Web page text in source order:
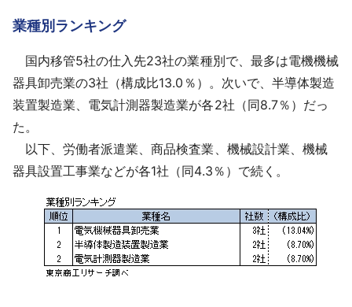
業種別ランキング
国内移管5社の仕入先23社の業種別で、最多は電機機械
器具卸売業の3社（構成比13.0％）。次いで、半導体製造
装置製造業、電気計測器製造業が各2社（同8.7％）だっ
た。
以下、労働者派遣業、商品検査業、機械設計業、機械
器具設置工事業などが各1社（同4.3％）で続く。